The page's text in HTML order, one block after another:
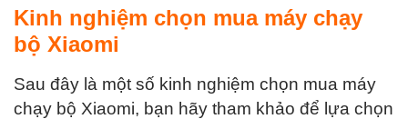
Kinh nghiệm chọn mua máy chạy
bộ Xiaomi
Sau đây là một số kinh nghiệm chọn mua máy
chạy bộ Xiaomi, bạn hãy tham khảo để lựa chọn